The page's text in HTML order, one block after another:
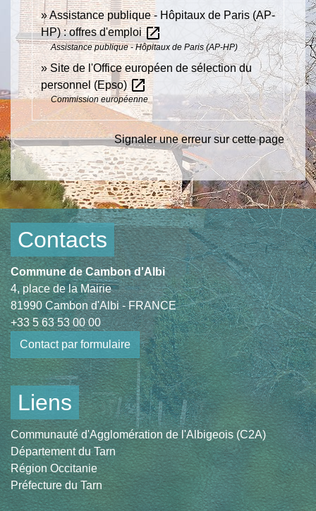
Assistance publique - Hôpitaux de Paris (AP-
HP) : offres d'emploiopen_in_new
Assistance publique - Hôpitaux de Paris (AP-HP)
Site de l'Office européen de sélection du
personnel (Epso)open_in_new
Commission européenne
Signaler une erreur sur cette page
Contacts
Commune de Cambon d'Albi
4, place de la Mairie
81990 Cambon d'Albi - FRANCE
+33 5 63 53 00 00
Contact par formulaire
Liens
Communauté d'Agglomération de l'Albigeois (C2A)
Département du Tarn
Région Occitanie
Préfecture du Tarn